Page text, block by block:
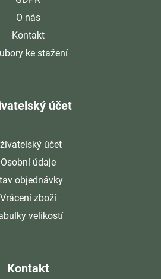
O nás
Kontakt
ke stažení
účet
účet
Osobní údaje
objednávky
Vrácení zboží
velikostí
Kontakt